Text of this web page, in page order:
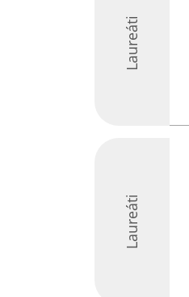
Laureáti
Laureáti